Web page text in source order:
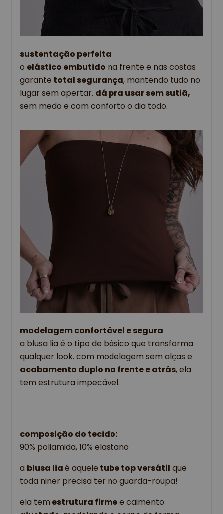
sustentação perfeita
o elástico embutido na frente e nas costas
garante total segurança, mantendo tudo no
lugar sem apertar. dá pra usar sem sutiã,
sem medo e com conforto o dia todo.
modelagem confortável e segura
a blusa lia é o tipo de básico que transforma
qualquer look. com modelagem sem alças e
acabamento duplo na frente e atrás, ela
tem estrutura impecável.
composição do tecido:
90% poliamida, 10% elastano
a blusa lia é aquele tube top versátil que
toda niner precisa ter no guarda-roupa!
ela tem estrutura firme